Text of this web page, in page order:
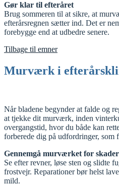
Gør klar til efteråret
Brug sommeren til at sikre, at
efterårsregnen sætter ind. Det er
forebygge end at udbedre senere.
Tilbage til emner
Murværk i
Når bladene begynder at falde og
at tjekke dit murværk, inden
overgangstid, hvor du både kan
forberede dig på udfordringer, som
Gennemgå murværket for skader
Se efter revner, løse sten og slidte
frostvejr. Reparationer bør helst
mild.